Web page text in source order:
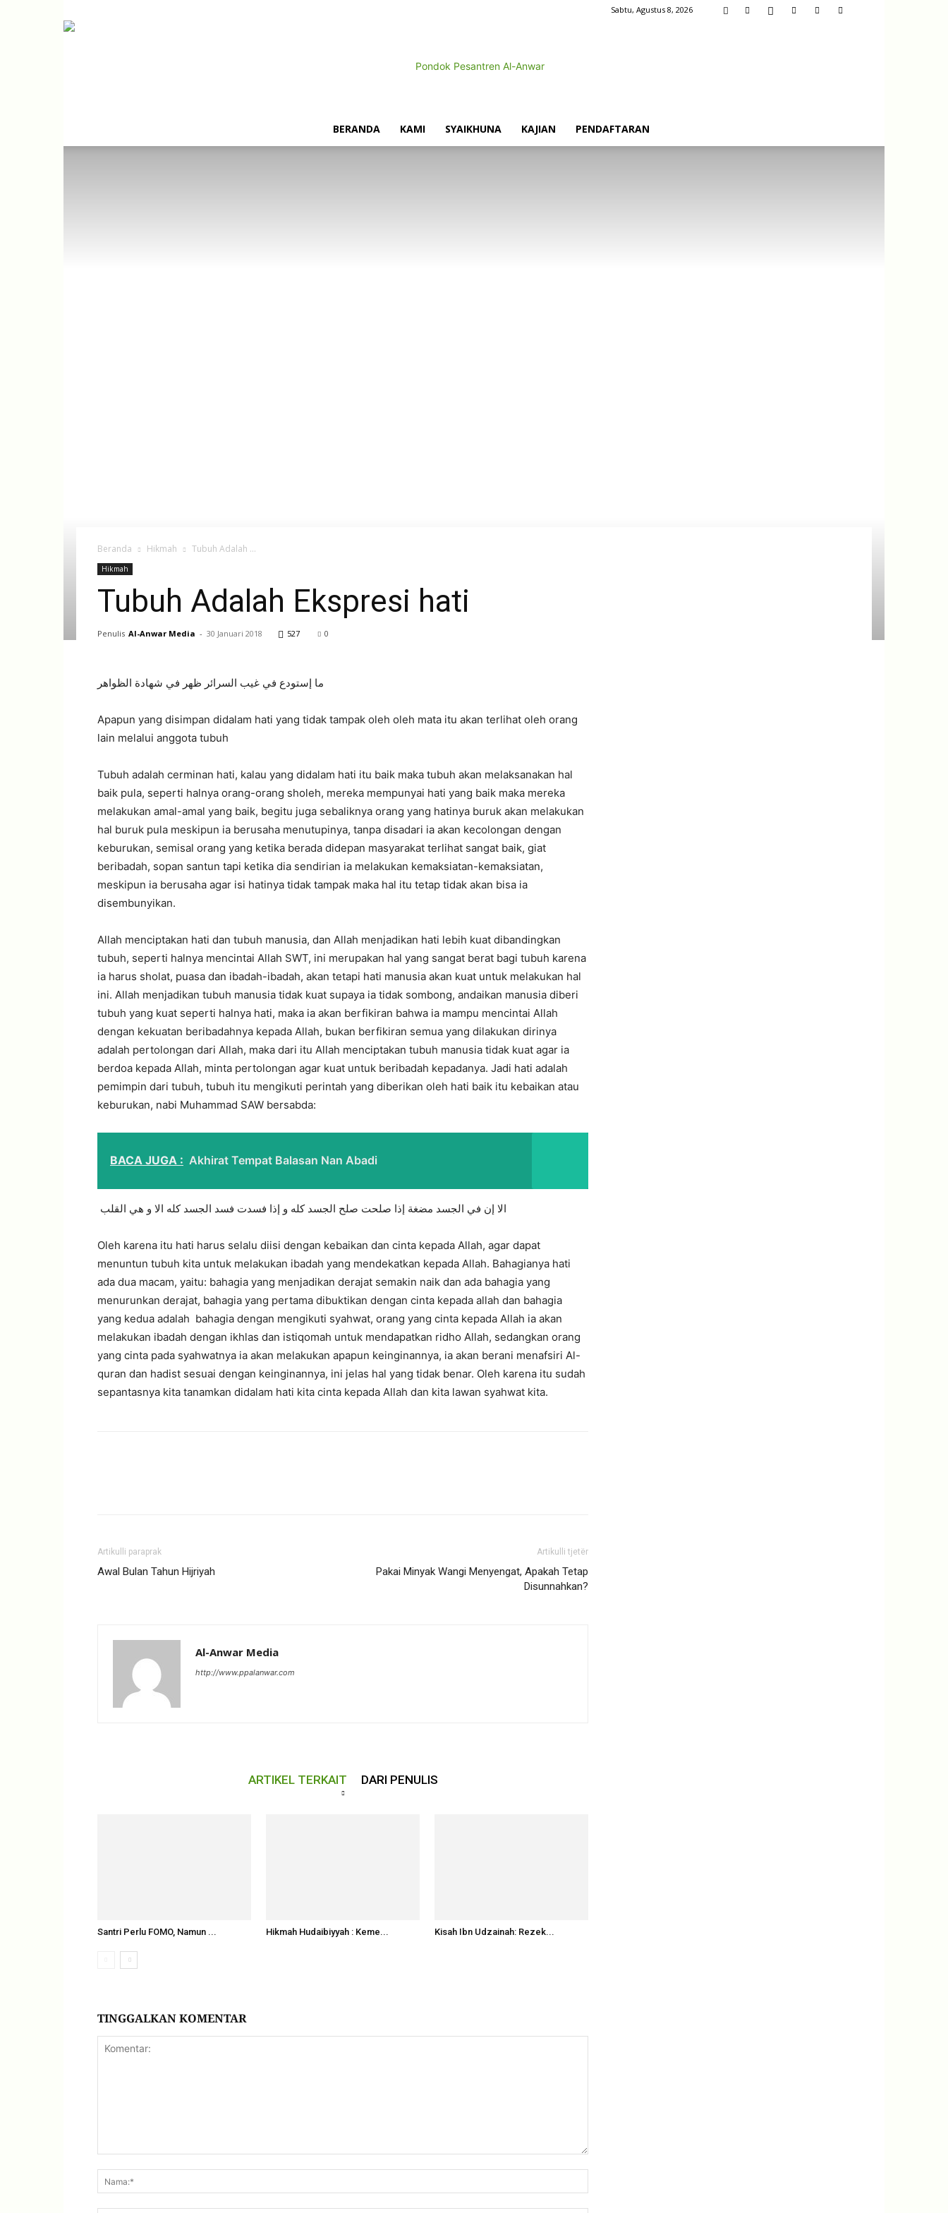
Sabtu, Agustus 8, 2026
BERANDA KAMI SYAIKHUNA KAJIAN PENDAFTARAN
Beranda Hikmah Tubuh Adalah ...
Hikmah
Tubuh Adalah Ekspresi hati
Penulis Al-Anwar Media - 30 Januari 2018 527 0
ما إستودع في غيب السرائر ظهر في شهادة الظواهر
Apapun yang disimpan didalam hati yang tidak tampak oleh oleh mata itu akan terlihat oleh orang
lain melalui anggota tubuh
Tubuh adalah cerminan hati, kalau yang didalam hati itu baik maka tubuh akan melaksanakan hal
baik pula, seperti halnya orang-orang sholeh, mereka mempunyai hati yang baik maka mereka
melakukan amal-amal yang baik, begitu juga sebaliknya orang yang hatinya buruk akan melakukan
hal buruk pula meskipun ia berusaha menutupinya, tanpa disadari ia akan kecolongan dengan
keburukan, semisal orang yang ketika berada didepan masyarakat terlihat sangat baik, giat
beribadah, sopan santun tapi ketika dia sendirian ia melakukan kemaksiatan-kemaksiatan,
meskipun ia berusaha agar isi hatinya tidak tampak maka hal itu tetap tidak akan bisa ia
disembunyikan.
Allah menciptakan hati dan tubuh manusia, dan Allah menjadikan hati lebih kuat dibandingkan
tubuh, seperti halnya mencintai Allah SWT, ini merupakan hal yang sangat berat bagi tubuh karena
ia harus sholat, puasa dan ibadah-ibadah, akan tetapi hati manusia akan kuat untuk melakukan hal
ini. Allah menjadikan tubuh manusia tidak kuat supaya ia tidak sombong, andaikan manusia diberi
tubuh yang kuat seperti halnya hati, maka ia akan berfikiran bahwa ia mampu mencintai Allah
dengan kekuatan beribadahnya kepada Allah, bukan berfikiran semua yang dilakukan dirinya
adalah pertolongan dari Allah, maka dari itu Allah menciptakan tubuh manusia tidak kuat agar ia
berdoa kepada Allah, minta pertolongan agar kuat untuk beribadah kepadanya. Jadi hati adalah
pemimpin dari tubuh, tubuh itu mengikuti perintah yang diberikan oleh hati baik itu kebaikan atau
keburukan, nabi Muhammad SAW bersabda:
BACA JUGA : Akhirat Tempat Balasan Nan Abadi
الا إن في الجسد مضغة إذا صلحت صلح الجسد كله و إذا فسدت فسد الجسد كله الا و هي القلب
Oleh karena itu hati harus selalu diisi dengan kebaikan dan cinta kepada Allah, agar dapat
menuntun tubuh kita untuk melakukan ibadah yang mendekatkan kepada Allah. Bahagianya hati
ada dua macam, yaitu: bahagia yang menjadikan derajat semakin naik dan ada bahagia yang
menurunkan derajat, bahagia yang pertama dibuktikan dengan cinta kepada allah dan bahagia
yang kedua adalah bahagia dengan mengikuti syahwat, orang yang cinta kepada Allah ia akan
melakukan ibadah dengan ikhlas dan istiqomah untuk mendapatkan ridho Allah, sedangkan orang
yang cinta pada syahwatnya ia akan melakukan apapun keinginannya, ia akan berani menafsiri Al-
quran dan hadist sesuai dengan keinginannya, ini jelas hal yang tidak benar. Oleh karena itu sudah
sepantasnya kita tanamkan didalam hati kita cinta kepada Allah dan kita lawan syahwat kita.
Artikulli paraprak
Awal Bulan Tahun Hijriyah
Artikulli tjetër
Pakai Minyak Wangi Menyengat, Apakah Tetap
Disunnahkan?
Al-Anwar Media
http://www.ppalanwar.com
ARTIKEL TERKAIT DARI PENULIS
Santri Perlu FOMO, Namun ... Hikmah Hudaibiyyah : Keme... Kisah Ibn Udzainah: Rezek...
TINGGALKAN KOMENTAR